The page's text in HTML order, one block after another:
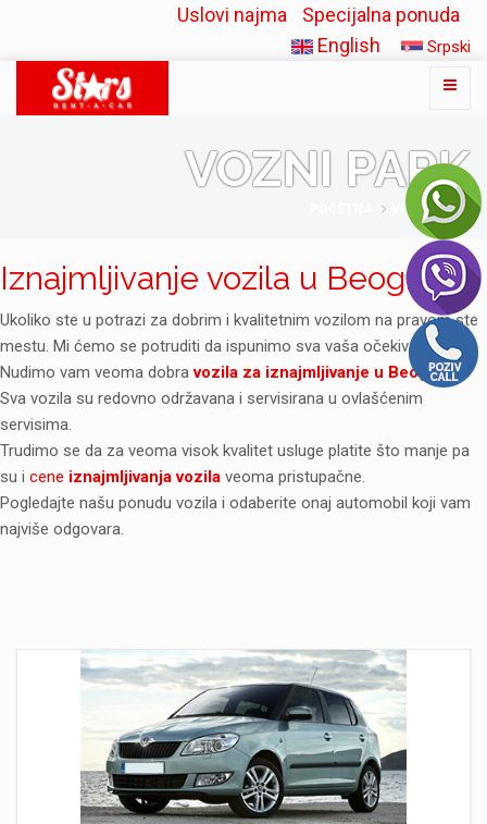
Uslovi najma
Specijalna ponuda
English
Srpski
VOZNI PARK
VOZNI PARK
Iznajmljivanje vozila u Beogradu
Ukoliko ste u potrazi za dobrim i kvalitetnim vozilom na pravom ste
mestu. Mi ćemo se potruditi da ispunimo sva vaša očekivanja.
Nudimo vam veoma dobravozila za iznajmljivanje u Beogradu
Sva vozila su redovno održavana i servisirana u ovlašćenim
servisima.
Trudimo se da za veoma visok kvalitet usluge platite što manje pa
su i cene iznajmljivanja vozila veoma pristupačne.
Pogledajte našu ponudu vozila i odaberite onaj automobil koji vam
najviše odgovara.